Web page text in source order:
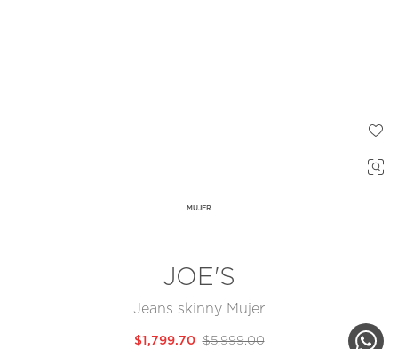
MUJER
JOE'S
Jeans skinny Mujer
$5,999.00
$1,799.70